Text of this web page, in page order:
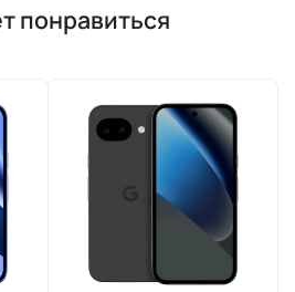
понравиться